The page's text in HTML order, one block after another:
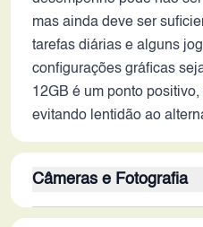
mas ainda deve ser
tarefas diárias e alguns
configurações gráficas
12GB é um ponto
evitando lentidão ao
Câmeras e Fotografia